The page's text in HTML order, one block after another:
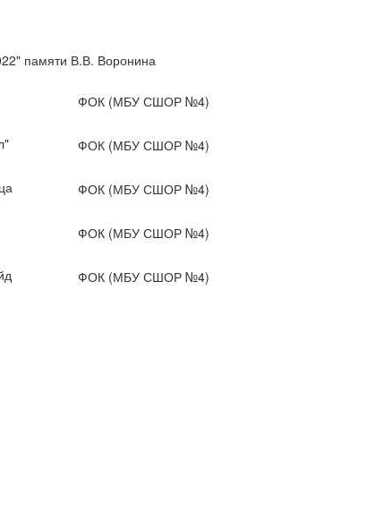
памяти В.В. Воронина
ФОК (МБУ СШОР №4)
ФОК (МБУ СШОР №4)
ФОК (МБУ СШОР №4)
ФОК (МБУ СШОР №4)
ФОК (МБУ СШОР №4)